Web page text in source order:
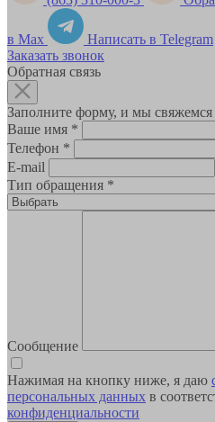
в Max
Написать в Telegram
Заказать звонок
Обратная связь
Заполните форму, и мы
Ваше имя *
Телефон *
E-mail
Тип обращения *
Сообщение
Нажимая на кнопку ниже, я даю
персональных данных в
конфиденциальности